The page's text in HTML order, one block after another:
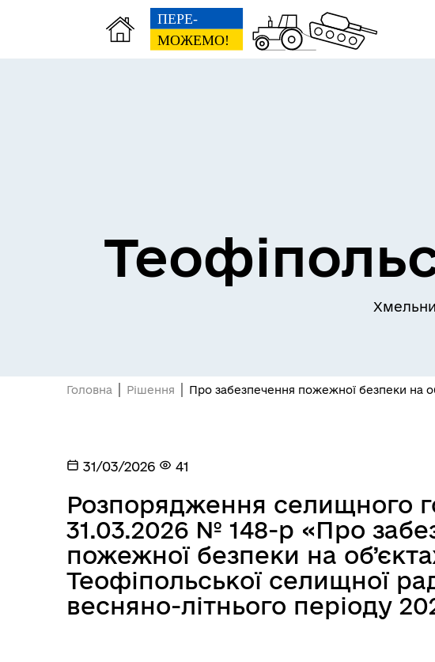
Головна Рішення Про забезпечення пожежної безпеки на
31/03/2026 41
Розпорядження селищного
31.03.2026 № 148-р «Про
пожежної безпеки на
Теофіпольської селищної
весняно-літнього періоду